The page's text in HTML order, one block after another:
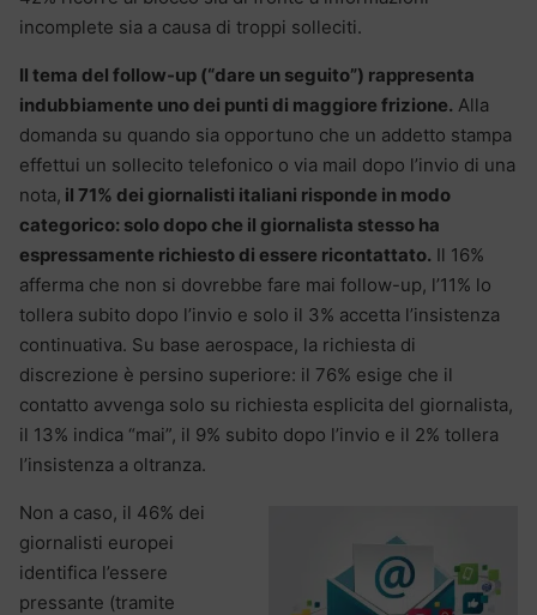
incomplete sia a causa di troppi solleciti.
Il tema del follow-up (“dare un seguito”) rappresenta
indubbiamente uno dei punti di maggiore frizione. Alla
domanda su quando sia opportuno che un addetto stampa
effettui un sollecito telefonico o via mail dopo l’invio di una
nota, il 71% dei giornalisti italiani risponde in modo
categorico: solo dopo che il giornalista stesso ha
espressamente richiesto di essere ricontattato. Il 16%
afferma che non si dovrebbe fare mai follow-up, l’11% lo
tollera subito dopo l’invio e solo il 3% accetta l’insistenza
continuativa. Su base aerospace, la richiesta di
discrezione è persino superiore: il 76% esige che il
contatto avvenga solo su richiesta esplicita del giornalista,
il 13% indica “mai”, il 9% subito dopo l’invio e il 2% tollera
l’insistenza a oltranza.
Non a caso, il 46% dei
giornalisti europei
identifica l’essere
pressante (tramite